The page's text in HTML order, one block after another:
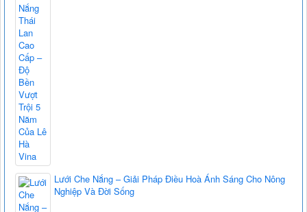
Lưới Che Nắng – Giải Pháp Điều Hoà Ánh Sáng Cho Nông
Nghiệp Và Đời Sống